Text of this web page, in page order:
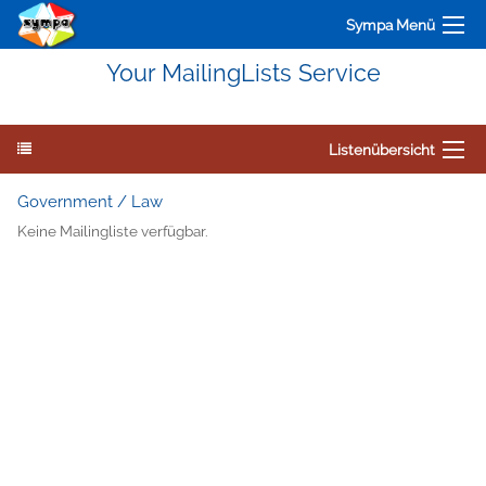
Sympa Menü
Your MailingLists Service
Listenübersicht
Government / Law
Keine Mailingliste verfügbar.